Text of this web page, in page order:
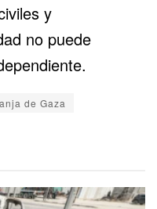
y
no puede
de Gaza